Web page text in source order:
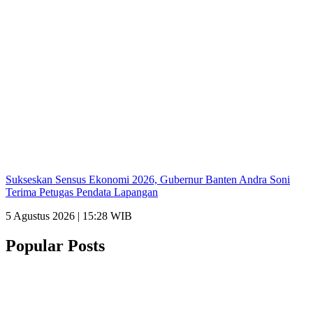
Sukseskan Sensus Ekonomi 2026, Gubernur Banten Andra Soni
Terima Petugas Pendata Lapangan
5 Agustus 2026 | 15:28 WIB
Popular Posts